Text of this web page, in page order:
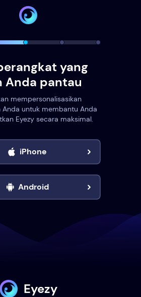
yang
Anda pantau
mempersonalisasikan
Anda untuk membantu Anda
Eyezy secara maksimal.
iPhone
Android
Eyezy